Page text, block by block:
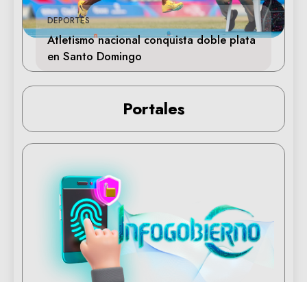
DEPORTES
Atletismo nacional conquista doble plata
en Santo Domingo
Portales